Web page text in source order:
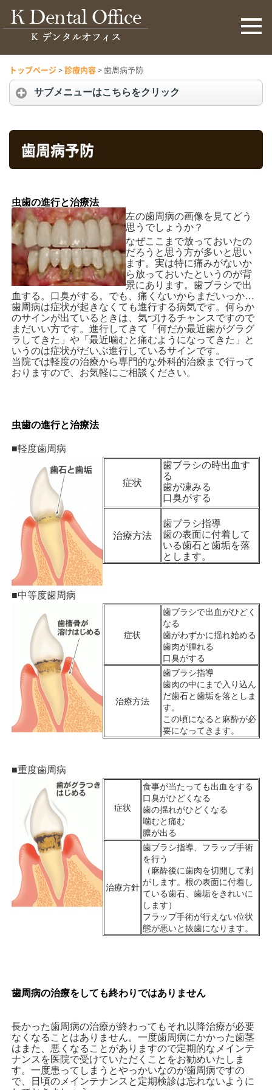
トップページ>診療内容>歯周病予防
サブメニューはこちらをクリック
歯周病予防
虫歯の進行と治療法
左の歯周病の画像を見てどう
思うでしょうか？
なぜここまで放っておいたの
だろうと思う方が多いと思い
ます。実は特に痛みがないか
ら放っておいたというのが背
景にあります。歯ブラシで出
血する。口臭がする。でも、痛くないからまだいっか…
歯周病は症状が起きなくても進行する病気です。何らか
のサインが出ているときは、気づけるチャンスですので
まだいい方です。進行してきて「何だか最近歯がグラグ
ラしてきた」や「最近噛むと痛むようになってきた」
と
いうのは症状がだいぶ進行しているサインです。
当院では軽度の治療から専門的な外科的治療まで行って
おりますので、お気軽にご相談ください。
虫歯の進行と治療法
■軽度歯周病
症状
歯ブラシの時出血す
る
歯が凍みる
口臭がする
治療方法
歯ブラシ指導
歯の表面に付着して
いる歯石と歯垢を落
とします。
■中等度歯周病
症状
歯ブラシで出血がひどく
なる
歯がわずかに揺れ始める
歯肉が腫れる
口臭がする
治療方法
歯ブラシ指導
歯肉の中にまで入り込ん
だ歯石と歯垢を落としま
す。
この頃になると麻酔が必
要になってきます。
■重度歯周病
症状
食事が当たっても出血をする
口臭がひどくなる
歯の揺れがひどくなる
噛むと痛む
膿が出る
治療方針
歯ブラシ指導、フラップ手術
を行う
（麻酔後に歯肉を切開して剥
がします。根の表面に付着し
ている歯石、歯垢をきれいに
します）
フラップ手術が行えない位状
態が悪いと抜歯になります。
歯周病の治療をしても終わりではありません
長かった歯周病の治療が終わってもそれ以降治療が必要
なくなることはありません。一度歯周病にかかった歯茎
はまた、悪くなることがありますので定期的なメインテ
ナンスを医院で受けていただくことをお勧めいたしま
す。一度患ってしまうとやっかいなのが歯周病ですの
で、日頃のメインテナンスと定期検診は忘れないように